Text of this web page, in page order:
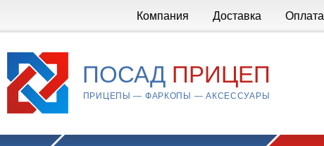
Компания Доставка Оплата
ПОСАД ПРИЦЕП
ПРИЦЕПЫ — ФАРКОПЫ — АКСЕССУАРЫ